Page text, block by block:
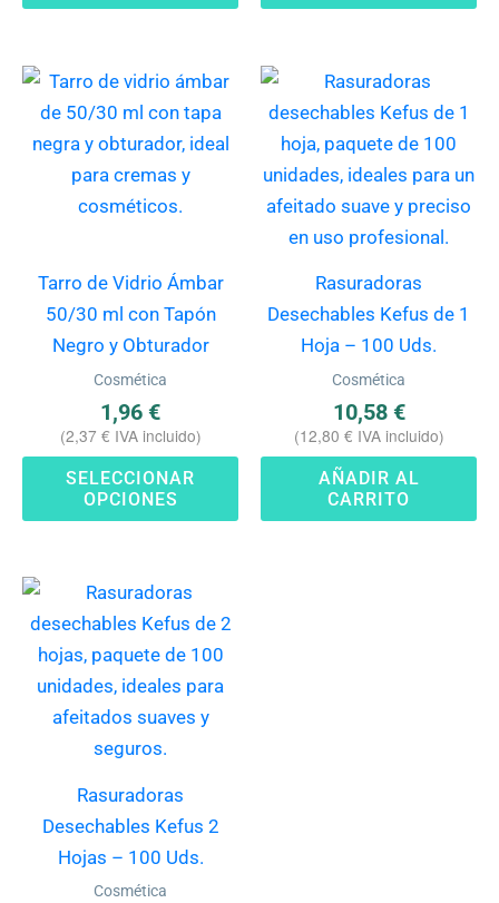
Tarro de Vidrio Ámbar
50/30 ml con Tapón
Negro y Obturador
Cosmética
1,96 €
(2,37 € IVA incluido)
SELECCIONAR
OPCIONES
Este
producto
múltiples
variantes.
página
producto
Rasuradoras
Desechables Kefus de 1
Hoja – 100 Uds.
Cosmética
10,58 €
(12,80 € IVA incluido)
AÑADIR AL
CARRITO
Rasuradoras
Desechables Kefus 2
Hojas – 100 Uds.
Cosmética